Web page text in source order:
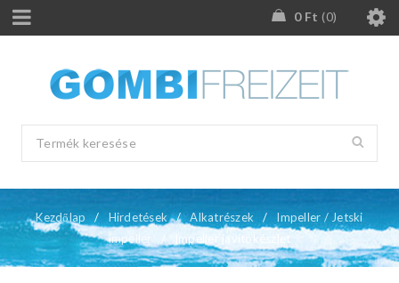
0 Ft 0
Kezdőlap / Hirdetések / Alkatrészek /
Impeller / Jetski
impeller
/ Impeller javítókészlet